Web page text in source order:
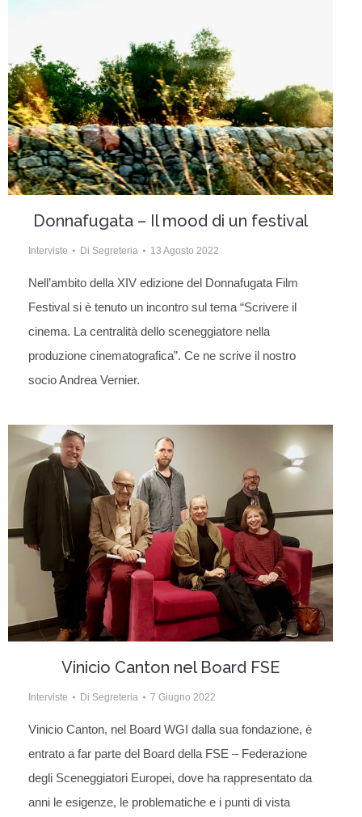
Donnafugata – Il mood di un festival
Interviste Di Segreteria 13 Agosto 2022
Nell’ambito della XIV edizione del Donnafugata Film
Festival si è tenuto un incontro sul tema “Scrivere il
cinema. La centralità dello sceneggiatore nella
produzione cinematografica”. Ce ne scrive il nostro
socio Andrea Vernier.
Vinicio Canton nel Board FSE
Interviste Di Segreteria 7 Giugno 2022
Vinicio Canton, nel Board WGI dalla sua fondazione, è
entrato a far parte del Board della FSE – Federazione
degli Sceneggiatori Europei, dove ha rappresentato da
anni le esigenze, le problematiche e i punti di vista